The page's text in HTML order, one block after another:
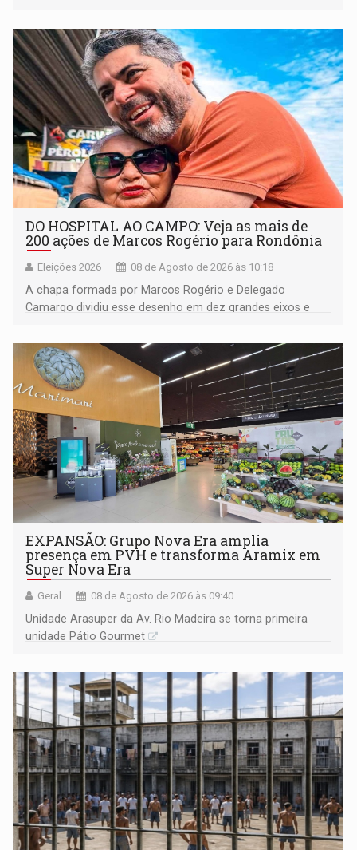
DO HOSPITAL AO CAMPO: Veja as mais de
200 ações de Marcos Rogério para Rondônia
Eleições 2026 08 de Agosto de 2026 às 10:18
A chapa formada por Marcos Rogério e Delegado
Camargo dividiu esse desenho em dez grandes eixos e
EXPANSÃO: Grupo Nova Era amplia
presença em PVH e transforma Aramix em
Super Nova Era
Geral 08 de Agosto de 2026 às 09:40
Unidade Arasuper da Av. Rio Madeira se torna primeira
unidade Pátio Gourmet